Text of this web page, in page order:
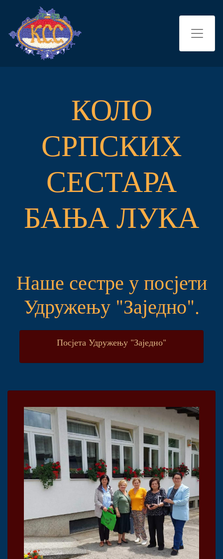
КОЛО
СРПСКИХ
СЕСТАРА
БАЊА ЛУКА
Наше сестре у посјети
Удружењу "Заједно".
Посјета Удружењу "Заједно"